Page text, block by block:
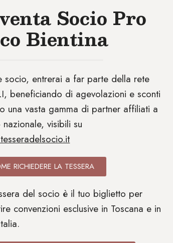
Socio Pro
Bientina
socio, entrerai a far parte della rete
beneficiando di agevolazioni e sconti
una vasta gamma di partner affiliati a
nazionale, visibili su
RICHIEDERE LA TESSERA
del socio è il tuo biglietto per
convenzioni esclusive in Toscana e in